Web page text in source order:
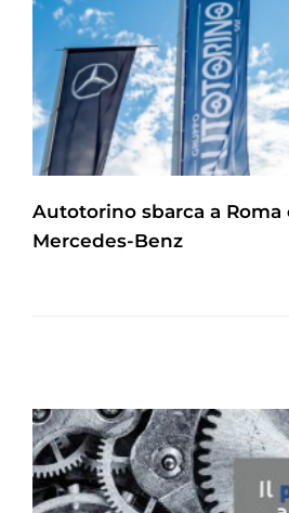
Autotorino sbarca a Roma
Mercedes-Benz